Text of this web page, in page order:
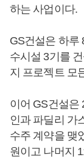
하는 사업이다.
GS건설은 하루
수시설 3기를
지 프로젝트 모
이어 GS건설은
인과 파딜리 가
수주 계약을 맺
원이고 나머지